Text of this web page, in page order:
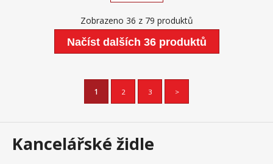
Zobrazeno 36 z 79 produktů
Načíst dalších 36 produktů
1 2 3 >
Kancelářské židle